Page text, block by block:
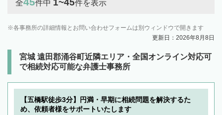
全 件中 1~45件を表示
各事務所の詳細情報とお問い合わせフォームは別ウィンドウで開きます
更新日：2026年8月8日
宮城 遠田郡涌谷町近隣エリア・全国オンライン対応可
で相続対応可能な弁護士事務所
【五橋駅徒歩3分】円満・早期に相続問題を解決するた
め、依頼者様をサポートいたします